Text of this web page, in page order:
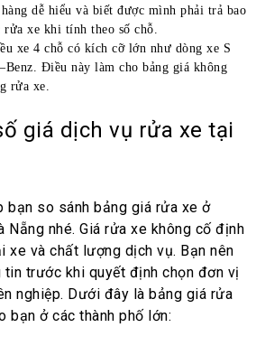
dễ hiểu và biết được mình phải trả bao
rửa xe khi tính theo số chỗ.
xe 4 chỗ có kích cỡ lớn như dòng xe S
Điều này làm cho bảng giá không
rửa xe.
giá dịch vụ rửa xe tại
bạn so sánh bảng giá rửa xe ở
Nẵng nhé. Giá rửa xe không cố định
xe và chất lượng dịch vụ. Bạn nên
trước khi quyết định chọn đơn vị
nghiệp. Dưới đây là bảng giá rửa
bạn ở các thành phố lớn: